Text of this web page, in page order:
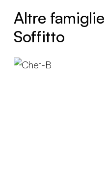
Altre
Soffitto